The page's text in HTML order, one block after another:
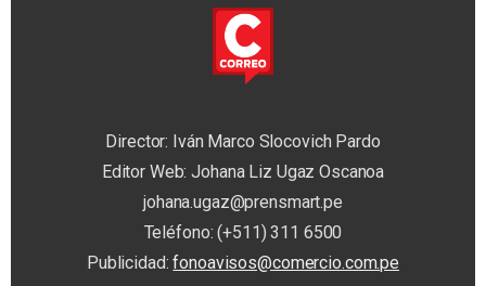
Director: Iván Marco Slocovich Pardo
Editor Web: Johana Liz Ugaz Oscanoa
johana.ugaz@prensmart.pe
Teléfono: (+511) 311 6500
Publicidad:fonoavisos@comercio.com.pe